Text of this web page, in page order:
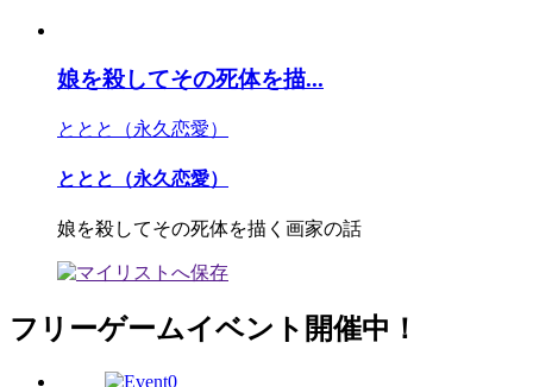
娘を殺してその死体を描...
ととと（永久恋愛）
ととと（永久恋愛）
娘を殺してその死体を描く画家の話
フリーゲームイベント開催中！